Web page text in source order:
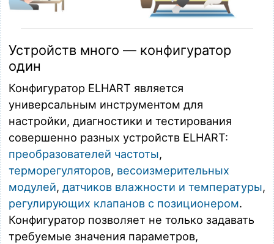
Устройств много — конфигуратор
один
Конфигуратор ELHART является
универсальным инструментом для
настройки, диагностики и тестирования
совершенно разных устройств ELHART:
преобразователей частоты,
терморегуляторов, весоизмерительных
модулей, датчиков влажности и температуры,
регулирующих клапанов с позиционером.
Конфигуратор позволяет не только задавать
требуемые значения параметров,